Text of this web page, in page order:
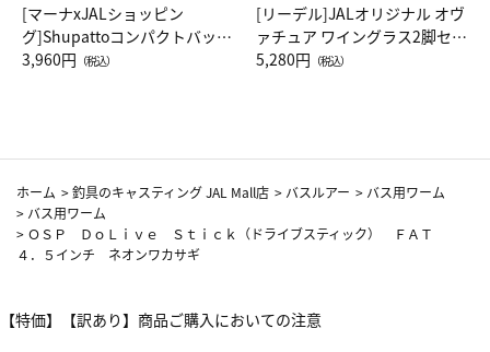
[マーナxJALショッピン
グ]Shupattoコンパクトバッグ
Drop JAL客室乗務員（LC）ス
3,960円 （税込）
[リーデル]JALオリジナル オヴ
ァチュア ワイングラス2脚セッ
ト（レッドワイン）
5,280円 （税込）
ホーム >釣具のキャスティング JAL Mall店 > バスルアー > バス用ワーム
> バス用ワーム
> ＯＳＰ ＤｏＬｉｖｅ Ｓｔｉｃｋ（ドライブスティック） ＦＡＴ
４．５インチ ネオンワカサギ
【特価】【訳あり】商品ご購入においての注意